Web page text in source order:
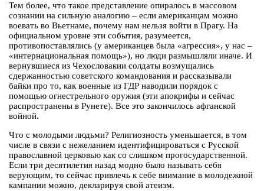
Тем более, что такое представление опиралось в массовом
сознании на сильную аналогию – если американцам можно
воевать во Вьетнаме, почему нам нельзя войти в Прагу. На
официальном уровне эти события, разумеется,
противопоставлялись (у американцев была «агрессия», у нас –
«интернациональная помощь»), но люди размышляли иначе. И
вернувшиеся из Чехословакии солдаты возмущались
сдержанностью советского командования и рассказывали
байки про то, как военные из ГДР наводили порядок с
помощью огнестрельного оружия (эти апокрифы и сейчас
распространены в Рунете). Все это закончилось афганской
войной.
Что с молодыми людьми? Религиозность уменьшается, в том
числе в связи с нежеланием идентифицироваться с Русской
православной церковью как со слишком прогосударственной.
Если три десятилетия назад модно было называть себя
верующим, то сейчас привлечь к себе внимание в молодежной
кампании можно, декларируя свой атеизм.